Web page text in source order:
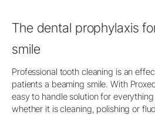
The dental prophylaxis
smile
Professional tooth cleaning is an
patients a beaming smile. With
easy to handle solution for
whether it is cleaning, polishing or